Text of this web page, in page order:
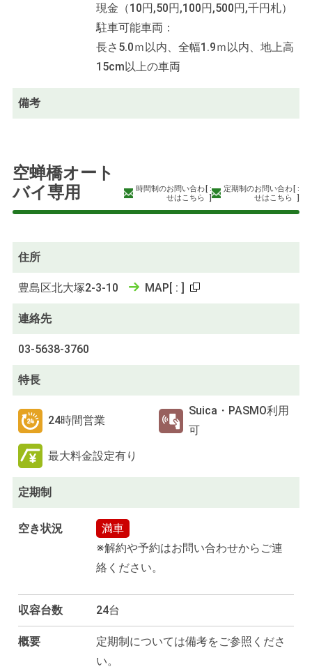
現金（10円,50円,100円,500円,千円札）
駐車可能車両：
長さ5.0ｍ以内、全幅1.9ｍ以内、地上高
15cm以上の車両
備考
空蝉橋オート
バイ専用
時間制のお問い合わ
せはこちら
:
]
定期制のお問い合わ
せはこちら
:
住所
豊島区北大塚2-3-10 MAP :
連絡先
03-5638-3760
特長
24時間営業
Suica・PASMO利用
可
最大料金設定有り
定期制
空き状況
満車
※解約や予約はお問い合わせからご連
絡ください。
収容台数 24台
概要
定期制については備考をご参照くださ
い。